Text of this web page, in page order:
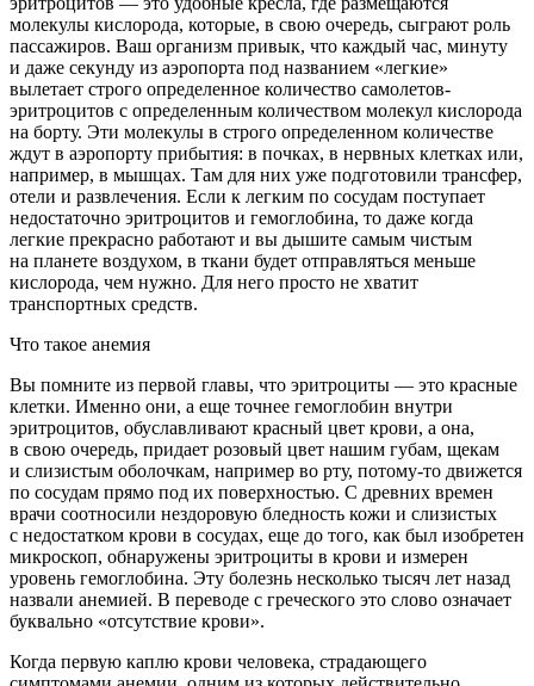
молекулы кислорода, которые, в свою очередь, сыграют роль
пассажиров. Ваш организм привык, что каждый час, минуту
и даже секунду из аэропорта под названием «легкие»
вылетает строго определенное количество самолетов-
эритроцитов с определенным количеством молекул кислорода
на борту. Эти молекулы в строго определенном количестве
ждут в аэропорту прибытия: в почках, в нервных клетках или,
например, в мышцах. Там для них уже подготовили трансфер,
отели и развлечения. Если к легким по сосудам поступает
недостаточно эритроцитов и гемоглобина, то даже когда
легкие прекрасно работают и вы дышите самым чистым
на планете воздухом, в ткани будет отправляться меньше
кислорода, чем нужно. Для него просто не хватит
транспортных средств.
Что такое анемия
Вы помните из первой главы, что эритроциты — это красные
клетки. Именно они, а еще точнее гемоглобин внутри
эритроцитов, обуславливают красный цвет крови, а она,
в свою очередь, придает розовый цвет нашим губам, щекам
и слизистым оболочкам, например во рту, потому-то движется
по сосудам прямо под их поверхностью. С древних времен
врачи соотносили нездоровую бледность кожи и слизистых
с недостатком крови в сосудах, еще до того, как был изобретен
микроскоп, обнаружены эритроциты в крови и измерен
уровень гемоглобина. Эту болезнь несколько тысяч лет назад
назвали анемией. В переводе с греческого это слово означает
буквально «отсутствие крови».
Когда первую каплю крови человека, страдающего